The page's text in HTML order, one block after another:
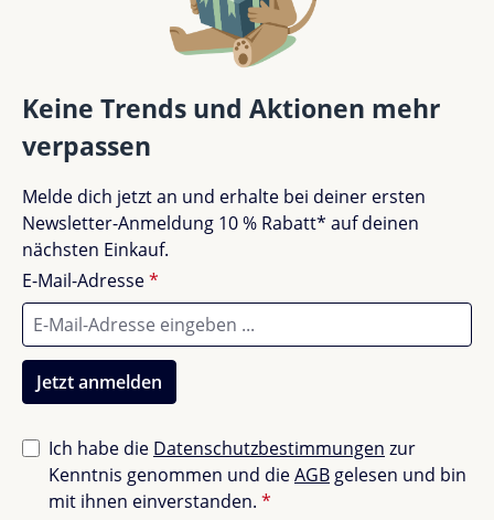
Kompatibel mit Quax Flow/ Loft/ Cocoon/ Ashi/
Hai No Ki Junior Kit
Deine Wahl für Langlebigkeit und
Anpassungsfähigkeit
Wähle die Quax Kinderbett Matratze Extension für
eine dauerhafte und flexible Lösung, die mit den
Bedürfnissen deines Kindes wächst.
Bewertung schreiben
Keine Bewertungen gefunden. Teile deine
Erfahrungen mit anderen.
Keine Trends und Aktionen mehr
verpassen
Melde dich jetzt an und erhalte bei deiner ersten
Newsletter-Anmeldung 10 % Rabatt* auf deinen
nächsten Einkauf.
E-Mail-Adresse*
Jetzt anmelden
Ich habe die Datenschutzbestimmungen zur
Kenntnis genommen und dieAGB gelesen und bin
mit ihnen einverstanden. *